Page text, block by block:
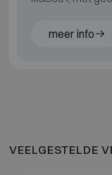
voor papier.
meer info
VEELGESTELDE